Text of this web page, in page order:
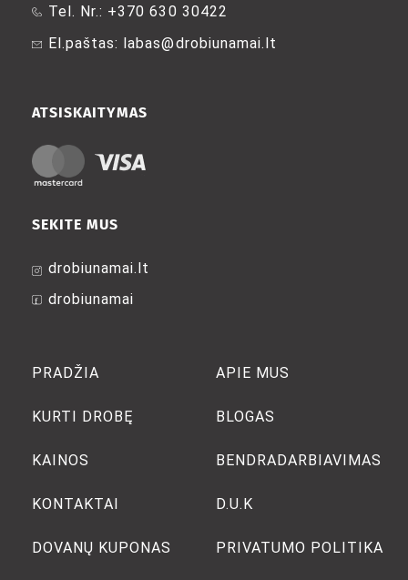
chosen
the
PRADŽIA
KURTI DROBĘ
KAINOS
KONTAKTAI
DOVANŲ KUPONAS
APIE MUS
BLOGAS
BENDRADARBIAVIMAS
D.U.K
PRIVATUMO POLITIKA
SEKITE MUS
drobiunamai.lt
drobiunamai
ATSISKAITYMAS
Tel. Nr.: +370 630 30422
El.paštas: labas@drobiunamai.lt